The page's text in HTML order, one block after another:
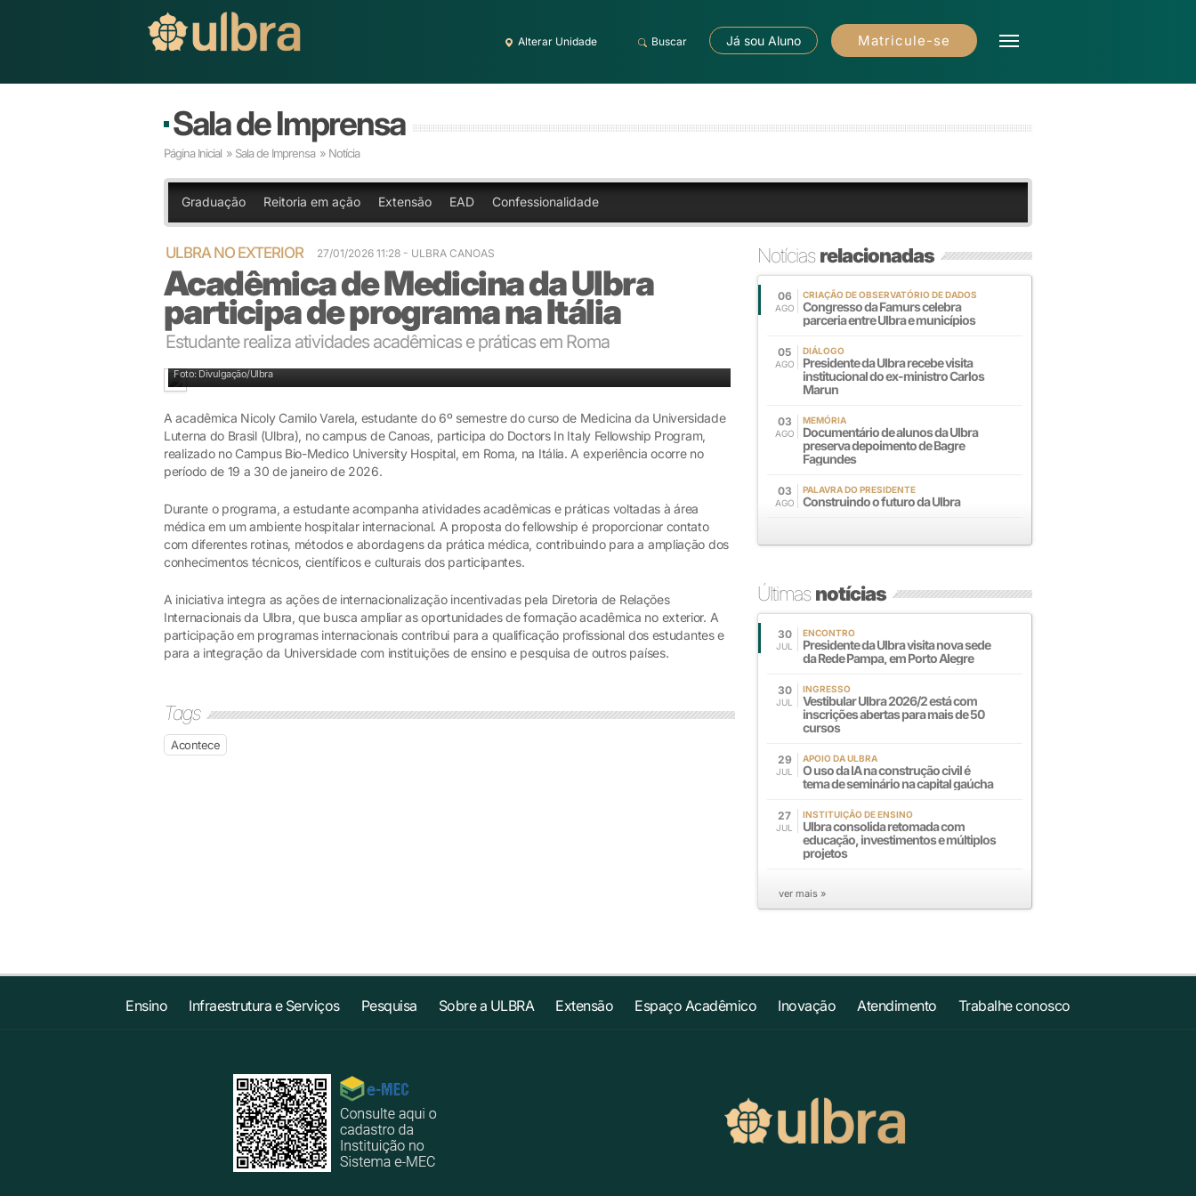
Alterar Unidade Buscar Já sou Aluno Matricule-se
Sala de Imprensa
Página Inicial » Sala de Imprensa » Notícia
Graduação Reitoria em ação Extensão EAD Confessionalidade
ULBRA NO EXTERIOR 27/01/2026 11:28 - ULBRA CANOAS
Acadêmica de Medicina da Ulbra
participa de programa na Itália
Estudante realiza atividades acadêmicas e práticas em Roma
Foto: Divulgação/Ulbra
A acadêmica Nicoly Camilo Varela, estudante do 6º semestre do curso de Medicina da Universidade
Luterna do Brasil (Ulbra), no campus de Canoas, participa do Doctors In Italy Fellowship Program,
realizado no Campus Bio-Medico University Hospital, em Roma, na Itália. A experiência ocorre no
período de 19 a 30 de janeiro de 2026.
Durante o programa, a estudante acompanha atividades acadêmicas e práticas voltadas à área
médica em um ambiente hospitalar internacional. A proposta do fellowship é proporcionar contato
com diferentes rotinas, métodos e abordagens da prática médica, contribuindo para a ampliação dos
conhecimentos técnicos, científicos e culturais dos participantes.
A iniciativa integra as ações de internacionalização incentivadas pela Diretoria de Relações
Internacionais da Ulbra, que busca ampliar as oportunidades de formação acadêmica no exterior. A
participação em programas internacionais contribui para a qualificação profissional dos estudantes e
para a integração da Universidade com instituições de ensino e pesquisa de outros países.
Tags
Acontece
Notíciasrelacionadas
06
AGO
CRIAÇÃO DE OBSERVATÓRIO DE DADOS
Congresso da Famurs celebra
parceria entre Ulbra e municípios
05
AGO
DIÁLOGO
Presidente da Ulbra recebe visita
institucional do ex-ministro Carlos
Marun
03
AGO
MEMÓRIA
Documentário de alunos da Ulbra
preserva depoimento de Bagre
Fagundes
03
AGO
PALAVRA DO PRESIDENTE
Construindo o futuro da Ulbra
Últimasnotícias
30
JUL
ENCONTRO
Presidente da Ulbra visita nova sede
da Rede Pampa, em Porto Alegre
30
JUL
INGRESSO
Vestibular Ulbra 2026/2 está com
inscrições abertas para mais de 50
cursos
29
JUL
APOIO DA ULBRA
O uso da IA na construção civil é
tema de seminário na capital gaúcha
27
JUL
INSTITUIÇÃO DE ENSINO
Ulbra consolida retomada com
educação, investimentos e múltiplos
projetos
ver mais »
Ensino Infraestrutura e Serviços Pesquisa Sobre a ULBRA Extensão Espaço Acadêmico Inovação Atendimento Trabalhe conosco